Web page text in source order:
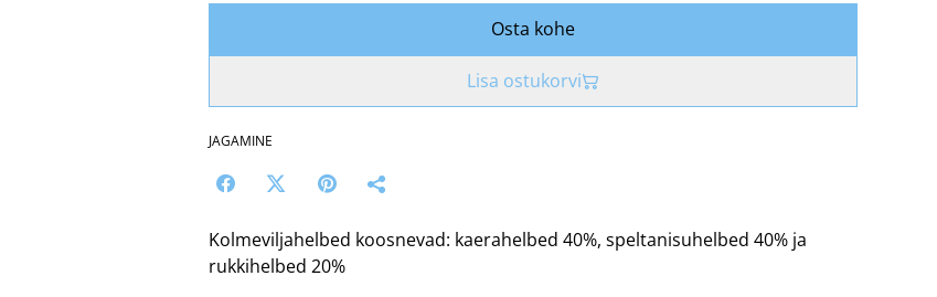
Osta kohe
Lisa ostukorvi
JAGAMINE
Kolmeviljahelbed koosnevad: kaerahelbed 40%, speltanisuhelbed 40% ja
rukkihelbed 20%